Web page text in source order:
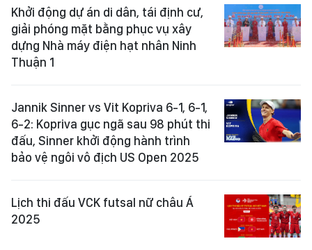
Khởi động dự án di dân, tái định cư,
giải phóng mặt bằng phục vụ xây
dựng Nhà máy điện hạt nhân Ninh
Thuận 1
Jannik Sinner vs Vit Kopriva 6-1, 6-1,
6-2: Kopriva gục ngã sau 98 phút thi
đấu, Sinner khởi động hành trình
bảo vệ ngôi vô địch US Open 2025
Lịch thi đấu VCK futsal nữ châu Á
2025